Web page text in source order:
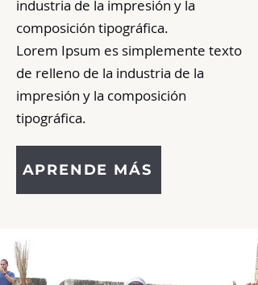
industria de la impresión y la
composición tipográfica.
Lorem Ipsum es simplemente texto
de relleno de la industria de la
impresión y la composición
tipográfica.
APRENDE MÁS